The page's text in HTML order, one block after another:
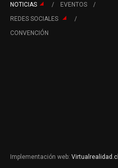
NOTICIAS
EVENTOS
REDES SOCIALES
CONVENCIÓN
Implementación web: Virtualrealidad.cl